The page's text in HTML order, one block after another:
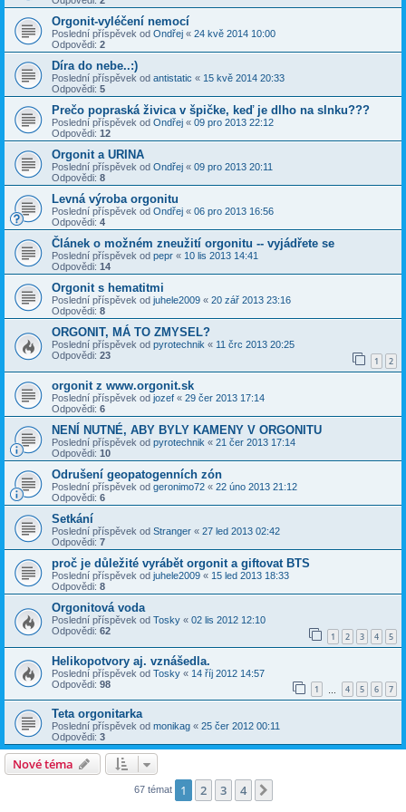
Orgonit-vyléčení nemocí
Poslední příspěvek od Ondřej « 24 kvě 2014 10:00
Odpovědi: 2
Díra do nebe..:)
Poslední příspěvek od antistatic « 15 kvě 2014 20:33
Odpovědi: 5
Prečo popraská živica v špičke, keď je dlho na slnku???
Poslední příspěvek od Ondřej « 09 pro 2013 22:12
Odpovědi: 12
Orgonit a URINA
Poslední příspěvek od Ondřej « 09 pro 2013 20:11
Odpovědi: 8
Levná výroba orgonitu
Poslední příspěvek od Ondřej « 06 pro 2013 16:56
Odpovědi: 4
Článek o možném zneužití orgonitu -- vyjádřete se
Poslední příspěvek od pepr « 10 lis 2013 14:41
Odpovědi: 14
Orgonit s hematitmi
Poslední příspěvek od juhele2009 « 20 zář 2013 23:16
Odpovědi: 8
ORGONIT, MÁ TO ZMYSEL?
Poslední příspěvek od pyrotechnik « 11 črc 2013 20:25
Odpovědi: 23 1 2
orgonit z www.orgonit.sk
Poslední příspěvek od jozef « 29 čer 2013 17:14
Odpovědi: 6
NENÍ NUTNÉ, ABY BYLY KAMENY V ORGONITU
Poslední příspěvek od pyrotechnik « 21 čer 2013 17:14
Odpovědi: 10
Odrušení geopatogenních zón
Poslední příspěvek od geronimo72 « 22 úno 2013 21:12
Odpovědi: 6
Setkání
Poslední příspěvek od Stranger « 27 led 2013 02:42
Odpovědi: 7
proč je důležité vyrábět orgonit a giftovat BTS
Poslední příspěvek od juhele2009 « 15 led 2013 18:33
Odpovědi: 8
Orgonitová voda
Poslední příspěvek od Tosky « 02 lis 2012 12:10
Odpovědi: 62 1 2 3 4 5
Helikopotvory aj. vznášedla.
Poslední příspěvek od Tosky « 14 říj 2012 14:57
Odpovědi: 98 1 4 5 6 7
Teta orgonitarka
Poslední příspěvek od monikag « 25 čer 2012 00:11
Odpovědi: 3
Nové téma
67 témat 1 2 3 4